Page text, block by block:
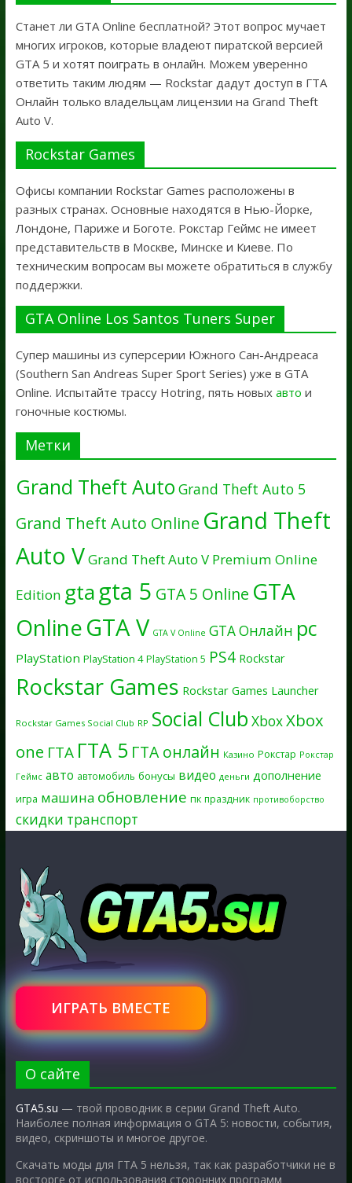
Станет ли GTA Online бесплатной? Этот вопрос мучает
многих игроков, которые владеют пиратской версией
GTA 5 и хотят поиграть в онлайн. Можем уверенно
ответить таким людям — Rockstar дадут доступ в ГТА
Онлайн только владельцам лицензии на Grand Theft
Auto V.
Rockstar Games
Офисы компании Rockstar Games расположены в
разных странах. Основные находятся в Нью-Йорке,
Лондоне, Париже и Боготе. Рокстар Геймс не имеет
представительств в Москве, Минске и Киеве. По
техническим вопросам вы можете обратиться в службу
поддержки.
GTA Online Los Santos Tuners Super
Супер машины из суперсерии Южного Сан-Андреаса
(Southern San Andreas Super Sport Series) уже в GTA
Online. Испытайте трассу Hotring, пять новых авто и
гоночные костюмы.
Метки
Grand Theft Auto Grand Theft Auto 5
Grand Theft Auto Online Grand Theft
Auto VGrand Theft Auto V Premium Online
Edition gtagta 5 GTA 5 Online GTA
OnlineGTA V GTA V Online GTA Онлайн pc
PlayStation PlayStation 4 PlayStation 5 PS4 Rockstar
Rockstar Games Rockstar Games Launcher
Rockstar Games Social Club RP Social Club XboxXbox
one ГТА ГТА 5 ГТА онлайн Казино Рокстар Рокстар
Геймс авто автомобиль бонусы видео деньги дополнение
игра машина обновление пк праздник противоборство
скидки транспорт
ИГРАТЬ ВМЕСТЕ
О сайте
GTA5.su — твой проводник в серии Grand Theft Auto.
Наиболее полная информация о GTA 5: новости, события,
видео, скриншоты и многое другое.
Скачать моды для ГТА 5 нельзя, так как разработчики не в
восторге от использования сторонних программ